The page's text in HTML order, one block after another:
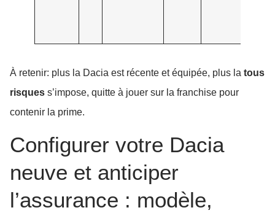
À retenir: plus la Dacia est récente et équipée, plus la tous
risques s’impose, quitte à jouer sur la franchise pour
contenir la prime.
Configurer votre Dacia
neuve et anticiper
l’assurance : modèle,